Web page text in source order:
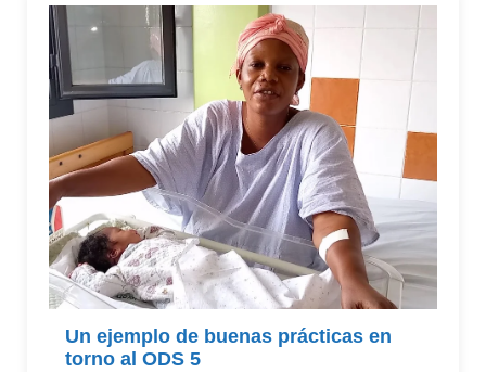
Un ejemplo de buenas prácticas en
torno al ODS 5